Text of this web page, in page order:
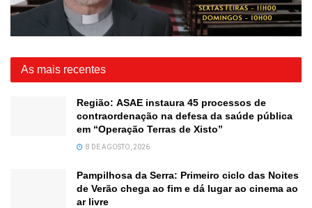
As mais recentes
Região: ASAE instaura 45 processos de
contraordenação na defesa da saúde pública
em “Operação Terras de Xisto”
8 DE AGOSTO, 2026
Pampilhosa da Serra: Primeiro ciclo das Noites
de Verão chega ao fim e dá lugar ao cinema ao
ar livre